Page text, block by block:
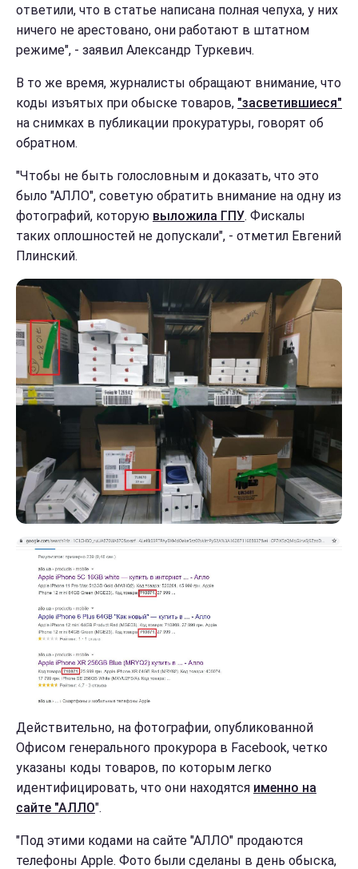
ответили, что в статье написана полная чепуха, у них
ничего не арестовано, они работают в штатном
режиме", - заявил Александр Туркевич.
В то же время, журналисты обращают внимание, что
коды изъятых при обыске товаров, "засветившиеся"
на снимках в публикации прокуратуры, говорят об
обратном.
"Чтобы не быть голословным и доказать, что это
было "АЛЛО", советую обратить внимание на одну из
фотографий, которую выложила ГПУ. Фискалы
таких оплошностей не допускали", - отметил Евгений
Плинский.
Действительно, на фотографии, опубликованной
Офисом генерального прокурора в Facebook, четко
указаны коды товаров, по которым легко
идентифицировать, что они находятся именно на
сайте "АЛЛО".
"Под этими кодами на сайте "АЛЛО" продаются
телефоны Apple. Фото были сделаны в день обыска,